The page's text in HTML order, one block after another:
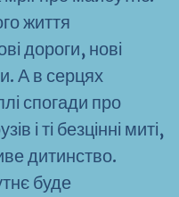
життя
дороги, нові
А в серцях
спогади про
і ті безцінні миті,
дитинство.
буде